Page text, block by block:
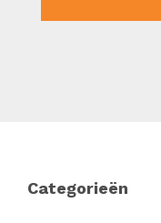
Footer
Categorieën